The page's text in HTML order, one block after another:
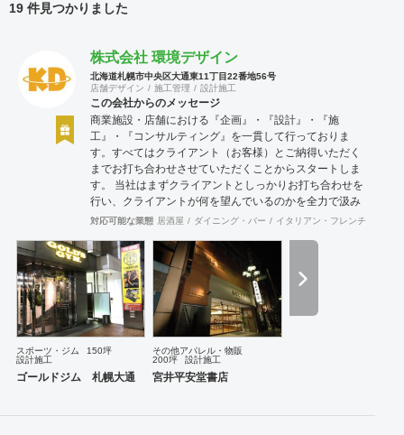
19 件見つかりました
株式会社 環境デザイン
北海道札幌市中央区大通東11丁目22番地56号
店舗デザイン
施工管理 設計施工
この会社からのメッセージ
商業施設・店舗における『企画』・『設計』・『施
工』・『コンサルティング』を一貫して行っておりま
す。すべてはクライアント（お客様）とご納得いただく
までお打ち合わせさせていただくことからスタートしま
す。 当社はまずクライアントとしっかりお打ち合わせを
行い、クライアントが何を望んでいるのかを全力で汲み
取ります。またクライアントが思い描いていることをど
時クライアントからのご要望をこれまで培ってきた当社
ならではのノウハウでご提案いたします。
対応可能な業態 居酒屋 ダイニング・バー イタリアン・フレンチ
スポーツ・ジム
150坪
設計施工
ゴールドジム 札幌大通
その他アパレル・物販
200坪
設計施工
宮井平安堂書店